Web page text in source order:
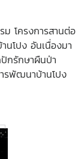
โครงการสานต่อ
โปง อันเนื่องมา
กรักษาผืนป่า
รพัฒนาบ้านโปง